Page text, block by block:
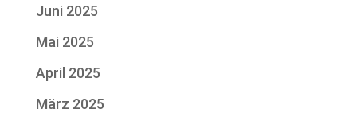
Juni 2025
Mai 2025
April 2025
März 2025